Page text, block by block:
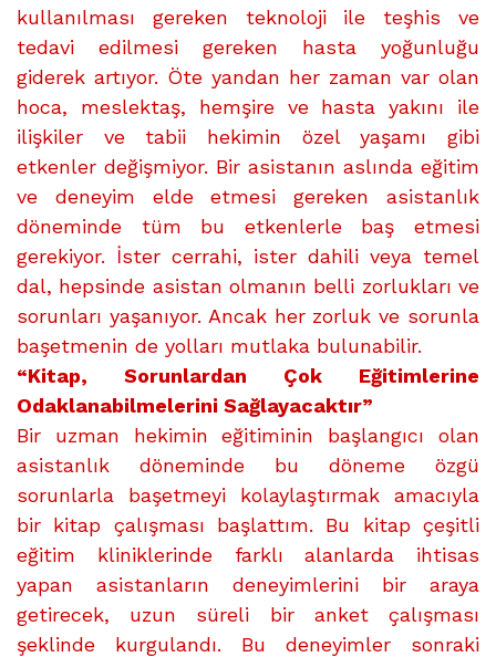
kullanılması gereken teknoloji ile teşhis ve
tedavi edilmesi gereken hasta yoğunluğu
giderek artıyor. Öte yandan her zaman var olan
hoca, meslektaş, hemşire ve hasta yakını ile
ilişkiler ve tabii hekimin özel yaşamı gibi
etkenler değişmiyor. Bir asistanın aslında eğitim
ve deneyim elde etmesi gereken asistanlık
döneminde tüm bu etkenlerle baş etmesi
gerekiyor. İster cerrahi, ister dahili veya temel
dal, hepsinde asistan olmanın belli zorlukları ve
sorunları yaşanıyor. Ancak her zorluk ve sorunla
başetmenin de yolları mutlaka bulunabilir.
“Kitap, Sorunlardan Çok Eğitimlerine
Odaklanabilmelerini Sağlayacaktır”
Bir uzman hekimin eğitiminin başlangıcı olan
asistanlık döneminde bu döneme özgü
sorunlarla başetmeyi kolaylaştırmak amacıyla
bir kitap çalışması başlattım. Bu kitap çeşitli
eğitim kliniklerinde farklı alanlarda ihtisas
yapan asistanların deneyimlerini bir araya
getirecek, uzun süreli bir anket çalışması
şeklinde kurgulandı. Bu deneyimler sonraki